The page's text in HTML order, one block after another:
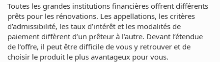
Toutes les grandes institutions financières offrent différents
prêts pour les rénovations. Les appellations, les critères
d’admissibilité, les taux d’intérêt et les modalités de
paiement diffèrent d’un prêteur à l’autre. Devant l’étendue
de l’offre, il peut être difficile de vous y retrouver et de
choisir le produit le plus avantageux pour vous.